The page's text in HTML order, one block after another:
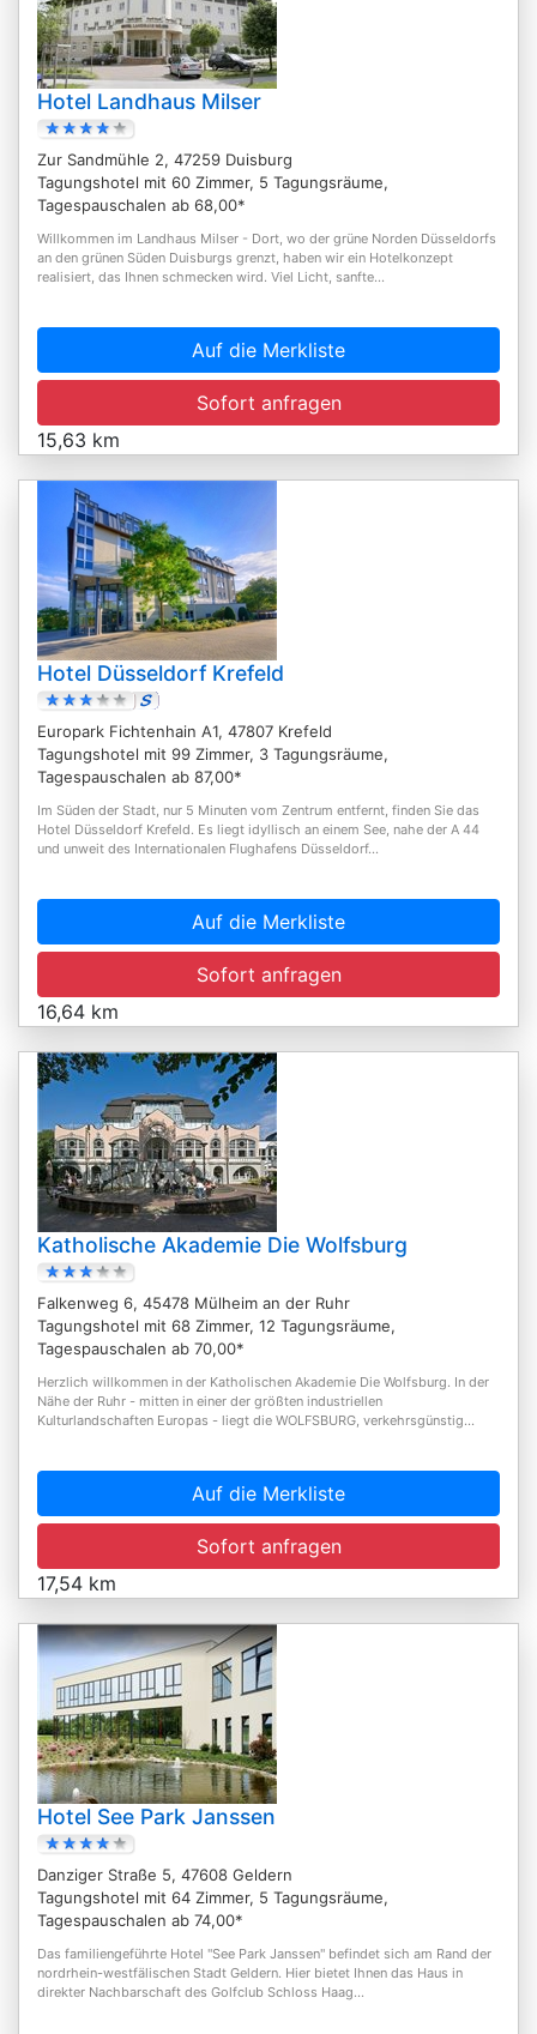
Hotel Landhaus Milser
Zur Sandmühle 2, 47259 Duisburg
Tagungshotel mit 60 Zimmer, 5 Tagungsräume,
Tagespauschalen ab 68,00*
Willkommen im Landhaus Milser - Dort, wo der grüne Norden Düsseldorfs
an den grünen Süden Duisburgs grenzt, haben wir ein Hotelkonzept
realisiert, das Ihnen schmecken wird. Viel Licht, sanfte...
Auf die Merkliste
Sofort anfragen
15,63 km
Hotel Düsseldorf Krefeld
Europark Fichtenhain A1, 47807 Krefeld
Tagungshotel mit 99 Zimmer, 3 Tagungsräume,
Tagespauschalen ab 87,00*
Im Süden der Stadt, nur 5 Minuten vom Zentrum entfernt, finden Sie das
Hotel Düsseldorf Krefeld. Es liegt idyllisch an einem See, nahe der A 44
und unweit des Internationalen Flughafens Düsseldorf...
Auf die Merkliste
Sofort anfragen
16,64 km
Katholische Akademie Die Wolfsburg
Falkenweg 6, 45478 Mülheim an der Ruhr
Tagungshotel mit 68 Zimmer, 12 Tagungsräume,
Tagespauschalen ab 70,00*
Herzlich willkommen in der Katholischen Akademie Die Wolfsburg. In der
Nähe der Ruhr - mitten in einer der größten industriellen
Kulturlandschaften Europas - liegt die WOLFSBURG, verkehrsgünstig...
Auf die Merkliste
Sofort anfragen
17,54 km
Hotel See Park Janssen
Danziger Straße 5, 47608 Geldern
Tagungshotel mit 64 Zimmer, 5 Tagungsräume,
Tagespauschalen ab 74,00*
Das familiengeführte Hotel "See Park Janssen" befindet sich am Rand der
nordrhein-westfälischen Stadt Geldern. Hier bietet Ihnen das Haus in
direkter Nachbarschaft des Golfclub Schloss Haag...